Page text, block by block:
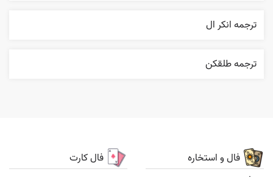
ترجمه انکر ال
ترجمه طلقکن
فال و استخاره فال کارت